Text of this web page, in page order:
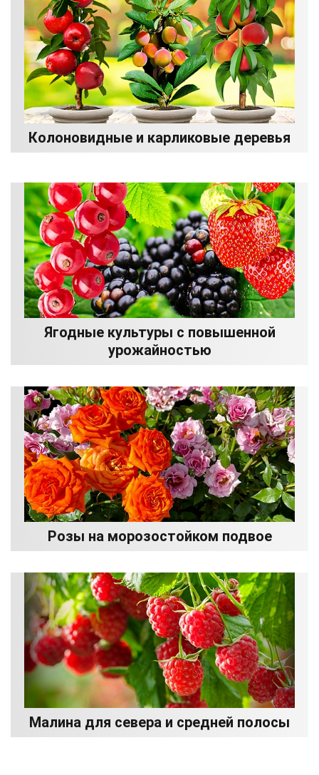
Колоновидные и карликовые деревья
Ягодные культуры с повышенной
урожайностью
Розы на морозостойком подвое
Малина для севера и средней полосы